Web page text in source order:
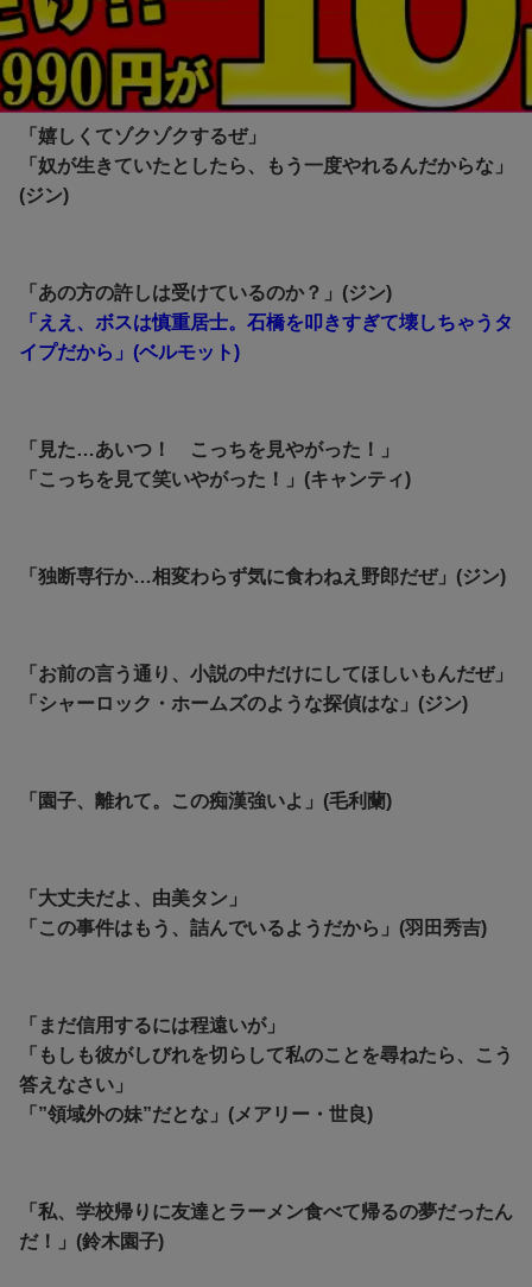
名探偵コナン 緋色の不在証明
「嬉しくてゾクゾクするぜ」
「奴が生きていたとしたら、もう一度やれるんだからな」
(ジン)
「あの方の許しは受けているのか？」(ジン)
「ええ、ボスは慎重居士。石橋を叩きすぎて壊しちゃうタ
イプだから」(ベルモット)
「見た…あいつ！ こっちを見やがった！」
「こっちを見て笑いやがった！」(キャンティ)
「独断専行か…相変わらず気に食わねえ野郎だぜ」(ジン)
「お前の言う通り、小説の中だけにしてほしいもんだぜ」
「シャーロック・ホームズのような探偵はな」(ジン)
「園子、離れて。この痴漢強いよ」(毛利蘭)
「大丈夫だよ、由美タン」
「この事件はもう、詰んでいるようだから」(羽田秀吉)
「まだ信用するには程遠いが」
「もしも彼がしびれを切らして私のことを尋ねたら、こう
答えなさい」
「”領域外の妹”だとな」(メアリー・世良)
「私、学校帰りに友達とラーメン食べて帰るの夢だったん
だ！」(鈴木園子)